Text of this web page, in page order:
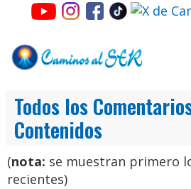
Todos los
Contenidos
(nota: se muestran primero
recientes)